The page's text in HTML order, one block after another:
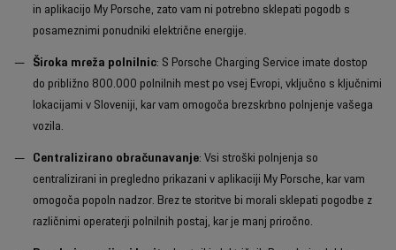
in aplikacijo My Porsche, zato vam ni potrebno sklepati pogodb s
posameznimi ponudniki električne energije.
Široka mreža polnilnic: S Porsche Charging Service imate dostop
do približno 800.000 polnilnih mest po vsej Evropi, vključno s ključnimi
lokacijami v Sloveniji, kar vam omogoča brezskrbno polnjenje vašega
vozila.
Centralizirano obračunavanje: Vsi stroški polnjenja so
centralizirani in pregledno prikazani v aplikaciji My Porsche, kar vam
omogoča popoln nadzor. Brez te storitve bi morali sklepati pogodbe z
različnimi operaterji polnilnih postaj, kar je manj priročno.